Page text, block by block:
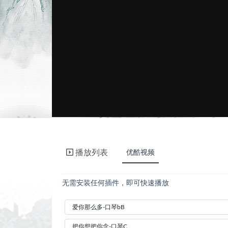
播放列表 优酷视频
无需安装任何插件，即可快速播放
爱你那么多-口琴bB
把你想把你念-口琴C